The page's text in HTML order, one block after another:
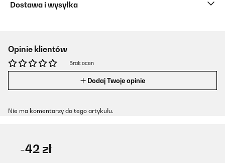
Dostawa i wysyłka
Opinie klientów
Brak ocen
Dodaj Twoje opinie
Nie ma komentarzy do tego artykułu.
-42 zł